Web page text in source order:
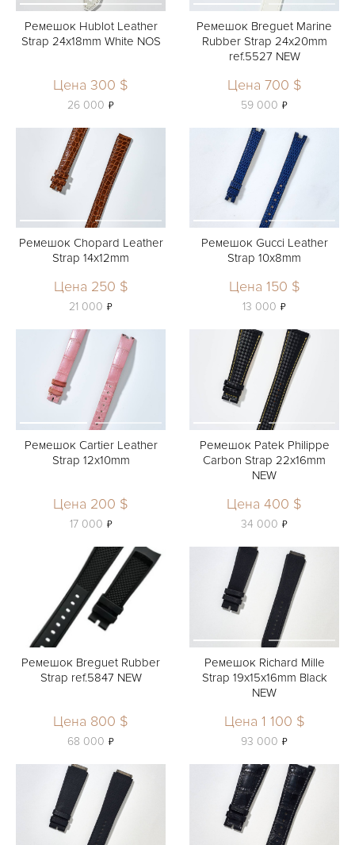
Ремешок Hublot Leather
Strap 24x18mm White NOS
Цена 300 $
26 000 ь
Ремешок Breguet Marine
Rubber Strap 24x20mm
ref.5527 NEW
Цена 700 $
59 000 ь
Ремешок Chopard Leather
Strap 14x12mm
Цена 250 $
21 000 ь
Ремешок Gucci Leather
Strap 10x8mm
Цена 150 $
13 000 ь
Ремешок Cartier Leather
Strap 12x10mm
Цена 200 $
17 000 ь
Ремешок Patek Philippe
Carbon Strap 22x16mm
NEW
Цена 400 $
34 000 ь
Ремешок Breguet Rubber
Strap ref.5847 NEW
Цена 800 $
68 000 ь
Ремешок Richard Mille
Strap 19х15х16mm Black
NEW
Цена 1 100 $
93 000 ь